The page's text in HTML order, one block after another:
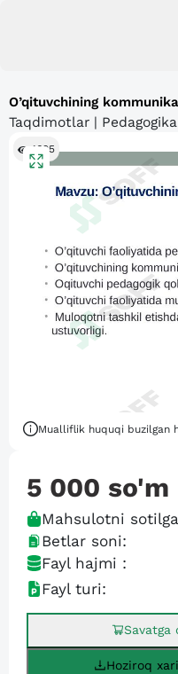
O’qituvchining
Taqdimotlar | Pedagogika
1695
Mualliflik huquqi buzilgan
5 000 so'm
Mahsulotni
Betlar soni:
Fayl hajmi :
Fayl turi:
Savatga
Hoziroq